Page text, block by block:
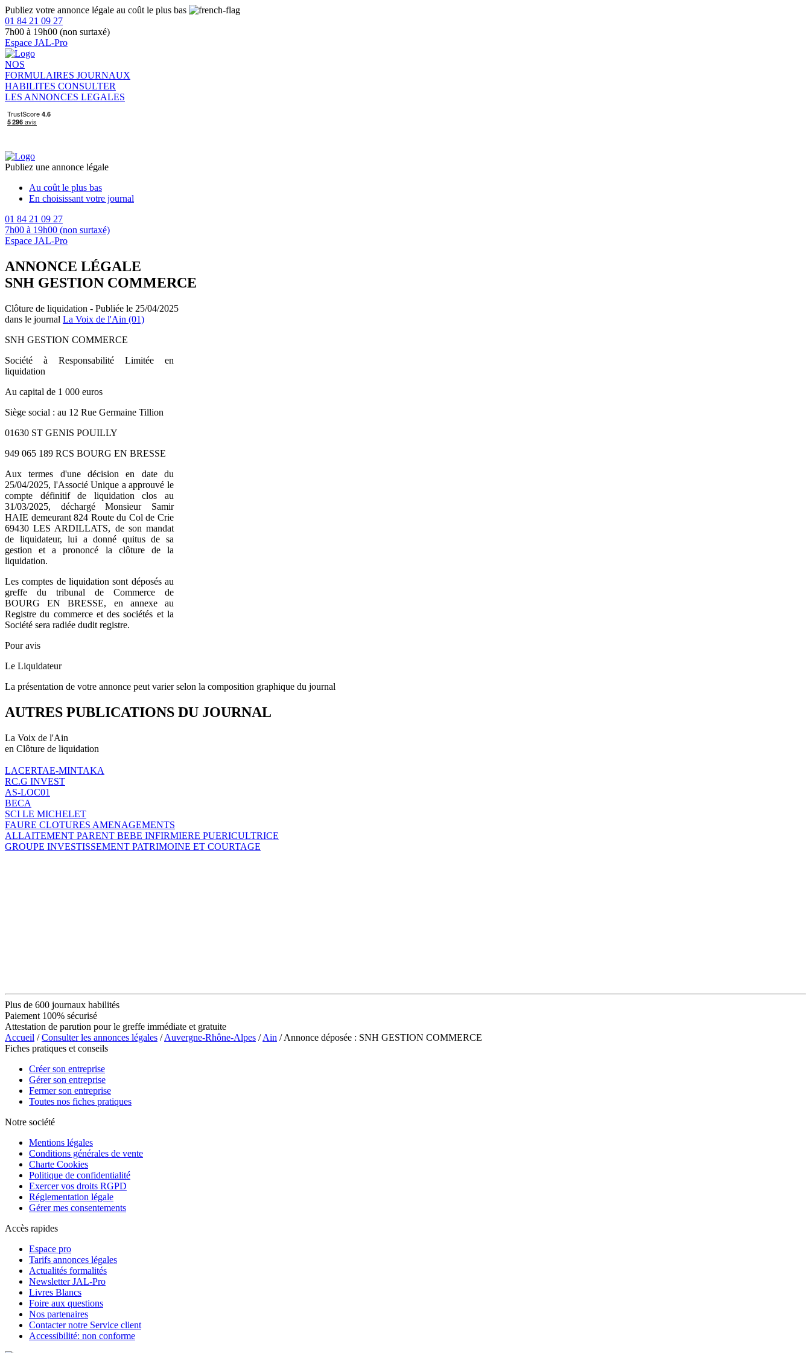
Publiez votre annonce légale au coût le plus bas
01 84 21 09 27
7h00 à 19h00 (non surtaxé)
Espace JAL-Pro
NOS
FORMULAIRES JOURNAUX
HABILITES CONSULTER
LES ANNONCES LEGALES
Publiez une annonce légale
Au coût le plus bas
En choisissant votre journal
01 84 21 09 27
7h00 à 19h00 (non surtaxé)
Espace JAL-Pro
ANNONCE LÉGALE
SNH GESTION COMMERCE
Clôture de liquidation - Publiée le 25/04/2025
dans le journal La Voix de l'Ain (01)
SNH GESTION COMMERCE
Société à Responsabilité Limitée en
liquidation
Au capital de 1 000 euros
Siège social : au 12 Rue Germaine Tillion
01630 ST GENIS POUILLY
949 065 189 RCS BOURG EN BRESSE
Aux termes d'une décision en date du
25/04/2025, l'Associé Unique a approuvé le
compte définitif de liquidation clos au
31/03/2025, déchargé Monsieur Samir
HAIE demeurant 824 Route du Col de Crie
69430 LES ARDILLATS, de son mandat
de liquidateur, lui a donné quitus de sa
gestion et a prononcé la clôture de la
liquidation.
Les comptes de liquidation sont déposés au
greffe du tribunal de Commerce de
BOURG EN BRESSE, en annexe au
Registre du commerce et des sociétés et la
Société sera radiée dudit registre.
Pour avis
Le Liquidateur
La présentation de votre annonce peut varier selon la composition graphique du journal
AUTRES PUBLICATIONS DU JOURNAL
La Voix de l'Ain
en Clôture de liquidation
LACERTAE-MINTAKA
RC.G INVEST
AS-LOC01
BECA
SCI LE MICHELET
FAURE CLOTURES AMENAGEMENTS
ALLAITEMENT PARENT BEBE INFIRMIERE PUERICULTRICE
GROUPE INVESTISSEMENT PATRIMOINE ET COURTAGE
Plus de 600 journaux habilités
Paiement 100% sécurisé
Attestation de parution pour le greffe immédiate et gratuite
Accueil /Consulter les annonces légales /Auvergne-Rhône-Alpes /Ain / Annonce déposée : SNH GESTION COMMERCE
Fiches pratiques et conseils
Créer son entreprise
Gérer son entreprise
Fermer son entreprise
Toutes nos fiches pratiques
Notre société
Mentions légales
Conditions générales de vente
Charte Cookies
Politique de confidentialité
Exercer vos droits RGPD
Réglementation légale
Gérer mes consentements
Accès rapides
Espace pro
Tarifs annonces légales
Actualités formalités
Newsletter JAL-Pro
Livres Blancs
Foire aux questions
Nos partenaires
Contacter notre Service client
Accessibilité: non conforme